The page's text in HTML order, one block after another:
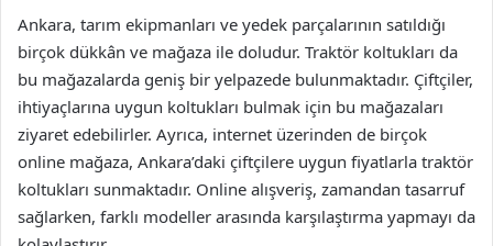
Ankara, tarım ekipmanları ve yedek parçalarının satıldığı
birçok dükkân ve mağaza ile doludur. Traktör koltukları da
bu mağazalarda geniş bir yelpazede bulunmaktadır. Çiftçiler,
ihtiyaçlarına uygun koltukları bulmak için bu mağazaları
ziyaret edebilirler. Ayrıca, internet üzerinden de birçok
online mağaza, Ankara’daki çiftçilere uygun fiyatlarla traktör
koltukları sunmaktadır. Online alışveriş, zamandan tasarruf
sağlarken, farklı modeller arasında karşılaştırma yapmayı da